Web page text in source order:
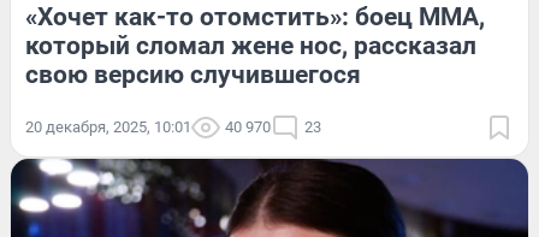
«Хочет как-то отомстить»: боец MMA,
который сломал жене нос, рассказал
свою версию случившегося
20 декабря, 2025, 10:01 40 970 23